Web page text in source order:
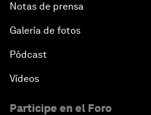
Notas de prensa
Galería de fotos
Pódcast
Vídeos
Participe en el Foro